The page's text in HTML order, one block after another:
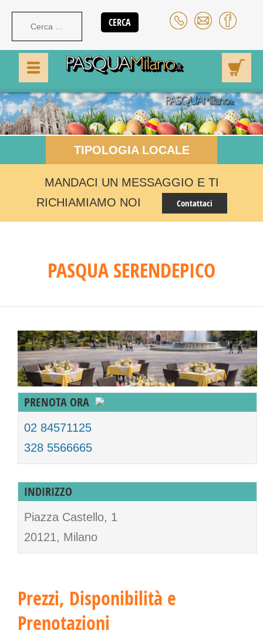
TIPOLOGIA LOCALE
MANDACI UN MESSAGGIO E TI
RICHIAMIAMO NOI
Contattaci
PASQUA SERENDEPICO
PRENOTA ORA
02 84571125
328 5566665
INDIRIZZO
Piazza Castello, 1
20121, Milano
Prezzi, Disponibilità e
Prenotazioni